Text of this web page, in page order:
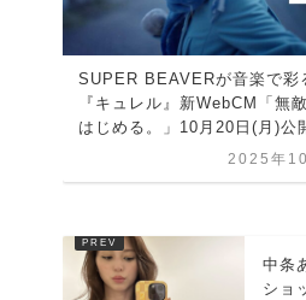
SUPER BEAVERが音楽で彩
『キュレル』新WebCM「無
はじめる。」10月20日(月)公
2025年
中条
ショ